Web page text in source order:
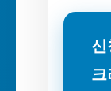
신
크